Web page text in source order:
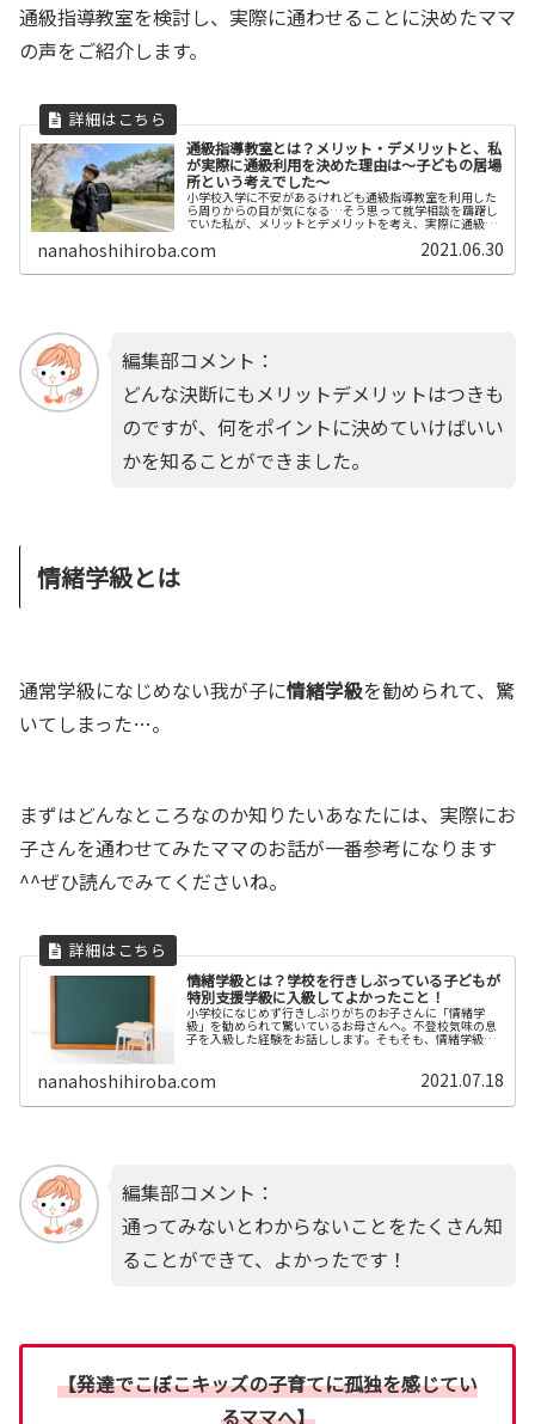
通級指導教室を検討し、実際に通わせることに決めたママ
の声をご紹介します。
通級指導教室とは？メリット・デメリットと、私
が実際に通級利用を決めた理由は～子どもの居場
所という考えでした～
小学校入学に不安があるけれども通級指導教室を利用した
ら周りからの目が気になる…そう思って就学相談を躊躇し
ていた私が、メリットとデメリットを考え、実際に通級利
いという気持ちでした。
nanahoshihiroba.com 2021.06.30
編集部コメント：
どんな決断にもメリットデメリットはつきも
のですが、何をポイントに決めていけばいい
かを知ることができました。
情緒学級とは
通常学級になじめない我が子に情緒学級を勧められて、驚
いてしまった…。
まずはどんなところなのか知りたいあなたには、実際にお
子さんを通わせてみたママのお話が一番参考になります
^^ぜひ読んでみてくださいね。
情緒学級とは？学校を行きしぶっている子どもが
特別支援学級に入級してよかったこと！
小学校になじめず行きしぶりがちのお子さんに「情緒学
級」を勧められて驚いているお母さんへ。不登校気味の息
子を入級した経験をお話しします。そもそも、情緒学級っ
てどんなところ？通うとどんないいことがあるの？をぜひ
nanahoshihiroba.com 2021.07.18
編集部コメント：
通ってみないとわからないことをたくさん知
ることができて、よかったです！
【発達でこぼこキッズの子育てに孤独を感じてい
るママへ】